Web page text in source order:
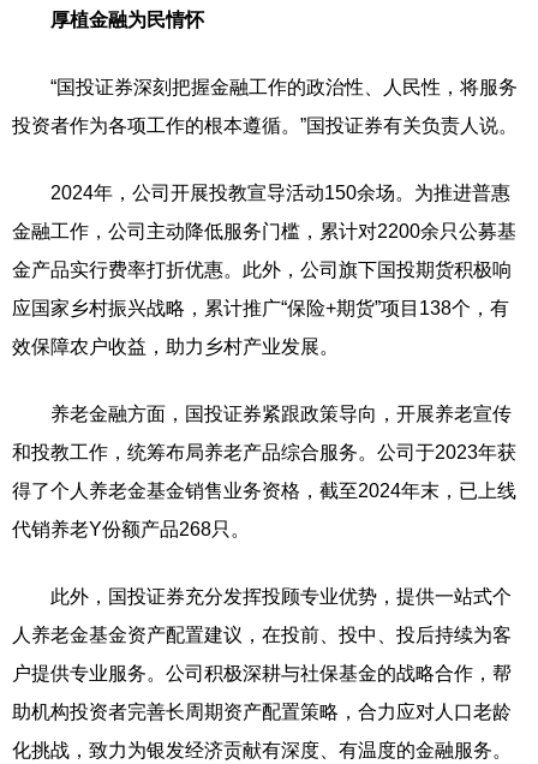
厚植金融为民情怀
“国投证券深刻把握金融工作的政治性、人民性，将服务
投资者作为各项工作的根本遵循。”国投证券有关负责人说。
2024年，公司开展投教宣导活动150余场。为推进普惠
金融工作，公司主动降低服务门槛，累计对2200余只公募基
金产品实行费率打折优惠。此外，公司旗下国投期货积极响
应国家乡村振兴战略，累计推广“保险+期货”项目138个，有
效保障农户收益，助力乡村产业发展。
养老金融方面，国投证券紧跟政策导向，开展养老宣传
和投教工作，统筹布局养老产品综合服务。公司于2023年获
得了个人养老金基金销售业务资格，截至2024年末，已上线
代销养老Y份额产品268只。
此外，国投证券充分发挥投顾专业优势，提供一站式个
人养老金基金资产配置建议，在投前、投中、投后持续为客
户提供专业服务。公司积极深耕与社保基金的战略合作，帮
助机构投资者完善长周期资产配置策略，合力应对人口老龄
化挑战，致力为银发经济贡献有深度、有温度的金融服务。